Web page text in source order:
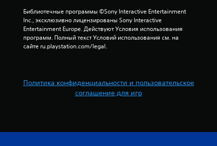
Библиотечные программы ©Sony Interactive Entertainment
Inc., эксклюзивно лицензированы Sony Interactive
Entertainment Europe. Действуют Условия использования
программ. Полный текст Условий использования см. на
сайте ru.playstation.com/legal.
Политика конфиденциальности и пользовательское
соглашение для игр